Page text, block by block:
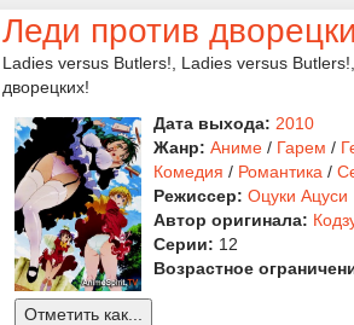
Леди против
Ladies versus Butlers!, Ladies versus
дворецких!
Дата выхода: 2010
Жанр: Аниме / Гарем /
Комедия / Романтика /
Режиссер: Оцуки Ацуси
Автор оригинала:
Серии: 12
Возрастное
Отметить как...